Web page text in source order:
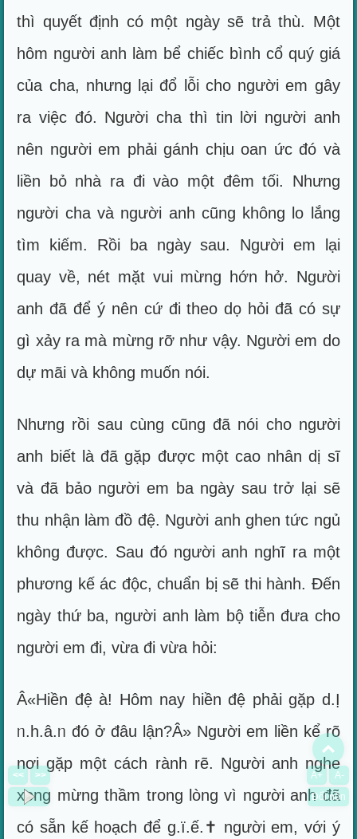
thì quyết định có một ngày sẽ trả thù. Một
hôm người anh làm bể chiếc bình cổ quý giá
của cha, nhưng lại đổ lỗi cho người em gây
ra việc đó. Người cha thì tin lời người anh
nên người em phải gánh chịu oan ức đó và
liền bỏ nhà ra đi vào một đêm tối. Nhưng
người cha và người anh cũng không lo lắng
tìm kiếm. Rồi ba ngày sau. Người em lại
quay về, nét mặt vui mừng hớn hở. Người
anh đã để ý nên cứ đi theo dọ hỏi đã có sự
gì xảy ra mà mừng rỡ như vậy. Người em do
dự mãi và không muốn nói.
Nhưng rồi sau cùng cũng đã nói cho người
anh biết là đã gặp được một cao nhân dị sĩ
và đã bảo người em ba ngày sau trở lại sẽ
thu nhận làm đồ đệ. Người anh ghen tức ngủ
không được. Sau đó người anh nghĩ ra một
phương kế ác độc, chuẩn bị sẽ thi hành. Đến
ngày thứ ba, người anh làm bộ tiễn đưa cho
người em đi, vừa đi vừa hỏi:
Â«Hiền đệ à! Hôm nay hiền đệ phải gặp d.Ị
ᥒ.h.â.ᥒ đó ở đâu lận?Â» Người em liền kể rõ
nơi gặp một cách rành rẽ. Người anh nghe
xong mừng thầm trong lòng vì người anh đã
có sẵn kế hoạch để g.ï.ế.✝ người em, với ý
>>
<< A+
A-
Đổi nền